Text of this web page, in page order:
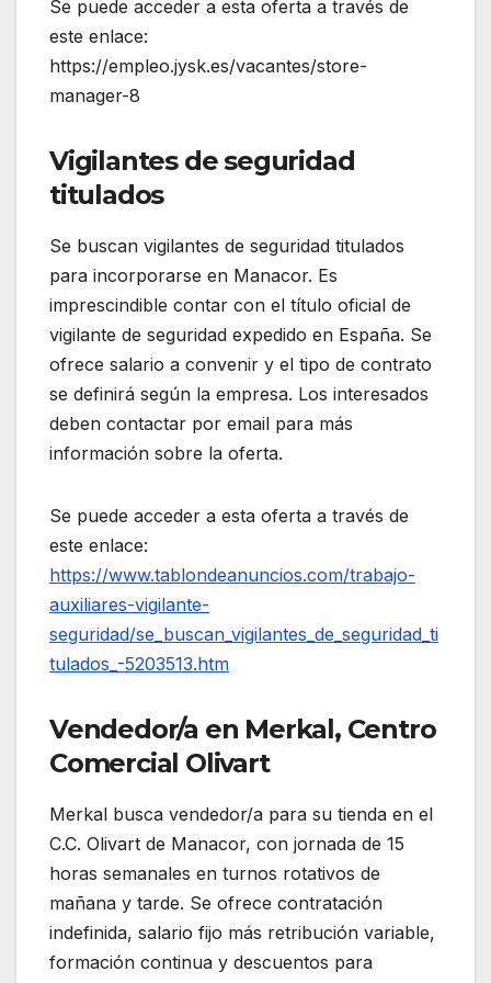
Se puede acceder a esta oferta a través de
este enlace:
https://empleo.jysk.es/vacantes/store-
manager-8
Vigilantes de seguridad
titulados
Se buscan vigilantes de seguridad titulados
para incorporarse en Manacor. Es
imprescindible contar con el título oficial de
vigilante de seguridad expedido en España. Se
ofrece salario a convenir y el tipo de contrato
se definirá según la empresa. Los interesados
deben contactar por email para más
información sobre la oferta.
Se puede acceder a esta oferta a través de
este enlace:
https://www.tablondeanuncios.com/trabajo-
auxiliares-vigilante-
seguridad/se_buscan_vigilantes_de_seguridad_ti
tulados_-5203513.htm
Vendedor/a en Merkal, Centro
Comercial Olivart
Merkal busca vendedor/a para su tienda en el
C.C. Olivart de Manacor, con jornada de 15
horas semanales en turnos rotativos de
mañana y tarde. Se ofrece contratación
indefinida, salario fijo más retribución variable,
formación continua y descuentos para